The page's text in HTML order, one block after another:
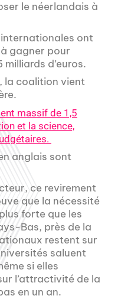
le néerlandais à
ont
gagner pour
milliards d’euros.
la coalition vient
massif de 1,5
et la science,
anglais sont
ce revirement
que la nécessité
forte que les
Bas, près de la
restent sur
saluent
si elles
l’attractivité de la
en un an.